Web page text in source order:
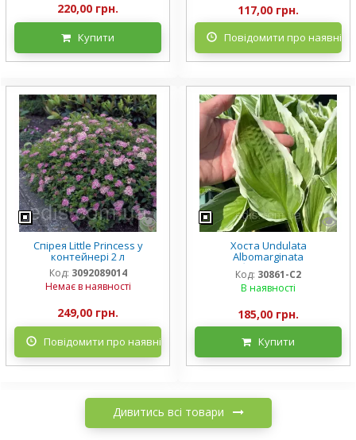
220,00 грн.
Купити
117,00 грн.
Повідомити про
Спірея Little Princess у
контейнері 2 л
Код: 3092089014
Немає в наявності
249,00 грн.
Повідомити про наявність
Хоста Undulata
Albomarginata
(Альбомарджината)
контейнер 2 л, 3/+ розетки
Код: 30861-С2
В наявності
185,00 грн.
Купити
Дивитись всі товари